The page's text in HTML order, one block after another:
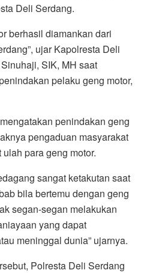
Deli Serdang.
berhasil diamankan dari
ujar Kapolresta Deli
SIK, MH saat
pelaku geng motor,
penindakan geng
pengaduan masyarakat
para geng motor.
sangat ketakutan saat
bila bertemu dengan geng
segan-segan melakukan
yang dapat
meninggal dunia” ujarnya.
Polresta Deli Serdang